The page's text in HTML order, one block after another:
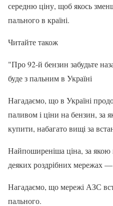
середню ціну, щоб якось
пального в країні.
Читайте також
"Про 92-й бензин забудьте
буде з пальним в Україні
Нагадаємо, що в Україні
паливом і ціни на бензин, за
купити, набагато вищі за
Найпоширеніша ціна, за
деяких роздрібних мережах —
Нагадаємо, що мережі АЗС
пального.